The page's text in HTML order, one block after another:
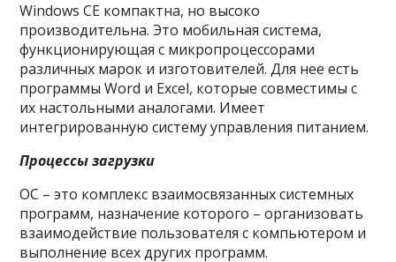
Windows CE компактна, но высоко
производительна. Это мобильная система,
функционирующая с микропроцессорами
различных марок и изготовителей. Для нее есть
программы Word и Excel, которые совместимы с
их настольными аналогами. Имеет
интегрированную систему управления питанием.
Процессы загрузки
ОС – это комплекс взаимосвязанных системных
программ, назначение которого – организовать
взаимодействие пользователя с компьютером и
выполнение всех других программ.